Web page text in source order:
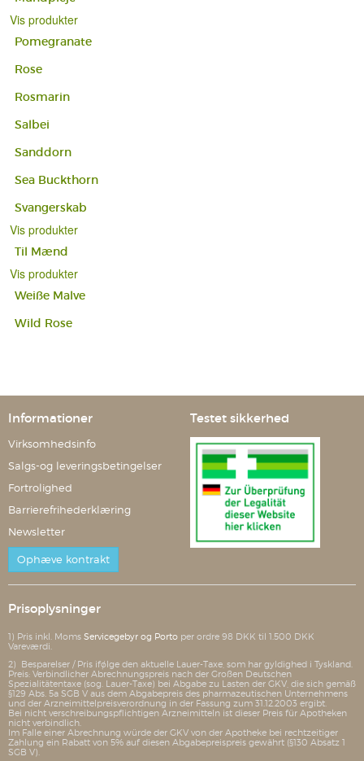
Vis produkter
Pomegranate
Rose
Rosmarin
Salbei
Sanddorn
Sea Buckthorn
Svangerskab
Vis produkter
Til Mænd
Vis produkter
Weiße Malve
Wild Rose
Informationer
Virksomhedsinfo
Salgs-og leveringsbetingelser
Fortrolighed
Barrierefrihederklæring
Newsletter
Ophæve kontrakt
Testet sikkerhed
Prisoplysninger
1) Pris inkl. Moms Servicegebyr og Porto per ordre 98 DKK til 1.500 DKK
Vareværdi.
2) Besparelser / Pris ifølge den aktuelle Lauer-Taxe, som har gyldighed i Tyskland.
Preis: Verbindlicher Abrechnungspreis nach der Großen Deutschen
Spezialitätentaxe (sog. Lauer-Taxe) bei Abgabe zu Lasten der GKV, die sich gemäß
§129 Abs. 5a SGB V aus dem Abgabepreis des pharmazeutischen Unternehmens
und der Arzneimittelpreisverordnung in der Fassung zum 31.12.2003 ergibt.
Bei nicht verschreibungspflichtigen Arzneimitteln ist dieser Preis für Apotheken
nicht verbindlich.
Im Falle einer Abrechnung würde der GKV von der Apotheke bei rechtzeitiger
Zahlung ein Rabatt von 5% auf diesen Abgabepreispreis gewährt (§130 Absatz 1
SGB V).